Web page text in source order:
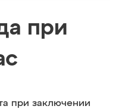
при
при заключении